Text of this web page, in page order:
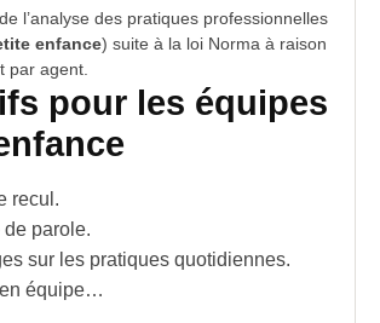
l’analyse des pratiques professionnelles
enfance) suite à la loi Norma à raison
par agent.
pour les équipes
recul.
de parole.
sur les pratiques quotidiennes.
équipe…